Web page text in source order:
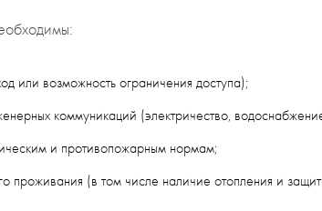
или возможность ограничения доступа);
коммуникаций (электричество,
и противопожарным нормам;
проживания (в том числе наличие отопления и